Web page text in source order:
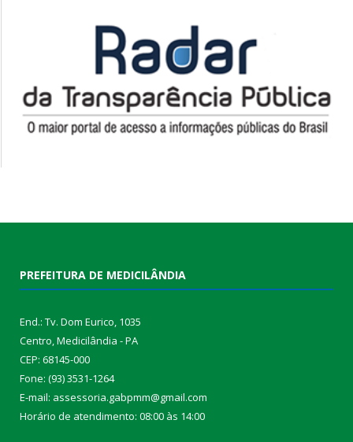
PREFEITURA DE MEDICILÂNDIA
End.: Tv. Dom Eurico, 1035
Centro, Medicilândia - PA
CEP: 68145-000
Fone: (93) 3531-1264
E-mail: assessoria.gabpmm@gmail.com
Horário de atendimento: 08:00 às 14:00